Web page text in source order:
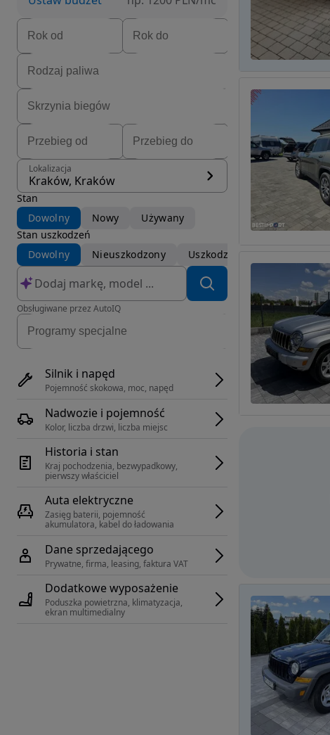
Lokalizacja
Kraków, Kraków
Stan
Dowolny
Nowy
Używany
Stan uszkodzeń
Dowolny
Nieuszkodzony Uszkodzony
Obsługiwane przez AutoIQ
Silnik i napęd
Pojemność skokowa, moc, napęd
Nadwozie i pojemność
Kolor, liczba drzwi, liczba miejsc
Historia i stan
Kraj pochodzenia, bezwypadkowy,
pierwszy właściciel
Auta elektryczne
Zasięg baterii, pojemność
akumulatora, kabel do ładowania
Dane sprzedającego
Prywatne, firma, leasing, faktura VAT
Dodatkowe wyposażenie
Poduszka powietrzna, klimatyzacja,
ekran multimedialny